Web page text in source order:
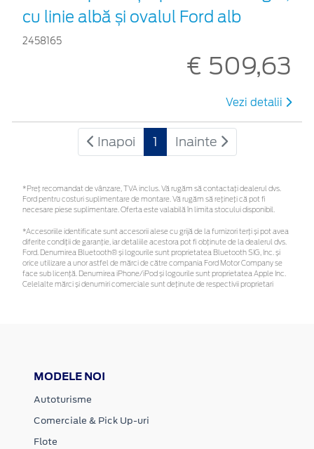
cu linie albă și ovalul Ford alb
2458165
€ 509,63
Vezi detalii
Inapoi 1 Inainte
*Preţ recomandat de vânzare, TVA inclus. Vă rugăm să contactaţi dealerul dvs.
Ford pentru costuri suplimentare de montare. Vă rugăm să rețineți că pot fi
necesare piese suplimentare. Oferta este valabilă în limita stocului disponibil.
*Accesoriile identificate sunt accesorii alese cu grijă de la furnizori terți și pot avea
diferite condiții de garanție, iar detaliile acestora pot fi obținute de la dealerul dvs.
Ford. Denumirea Bluetooth® și logourile sunt proprietatea Bluetooth SIG, Inc. și
orice utilizare a unor astfel de mărci de către compania Ford Motor Company se
face sub licență. Denumirea iPhone/iPod și logourile sunt proprietatea Apple Inc.
Celelalte mărci și denumiri comerciale sunt deținute de respectivii proprietari
MODELE NOI
Autoturisme
Comerciale & Pick Up-uri
Flote